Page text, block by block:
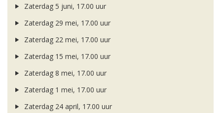
Zaterdag 5 juni, 17.00 uur
Zaterdag 29 mei, 17.00 uur
Zaterdag 22 mei, 17.00 uur
Zaterdag 15 mei, 17.00 uur
Zaterdag 8 mei, 17.00 uur
Zaterdag 1 mei, 17.00 uur
Zaterdag 24 april, 17.00 uur